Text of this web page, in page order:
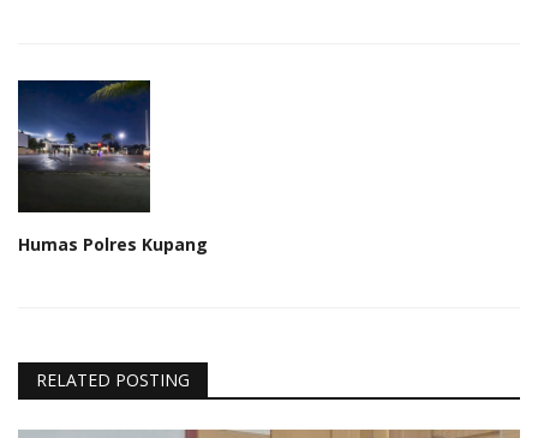
Humas Polres Kupang
RELATED POSTING